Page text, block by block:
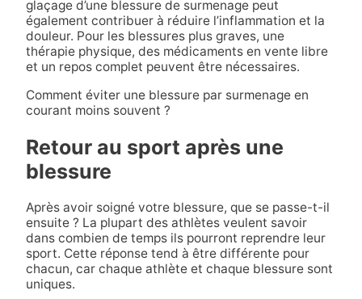
glaçage d’une blessure de surmenage peut
également contribuer à réduire l’inflammation et la
douleur. Pour les blessures plus graves, une
thérapie physique, des médicaments en vente libre
et un repos complet peuvent être nécessaires.
Comment éviter une blessure par surmenage en
courant moins souvent ?
Retour au sport après une
blessure
Après avoir soigné votre blessure, que se passe-t-il
ensuite ? La plupart des athlètes veulent savoir
dans combien de temps ils pourront reprendre leur
sport. Cette réponse tend à être différente pour
chacun, car chaque athlète et chaque blessure sont
uniques.